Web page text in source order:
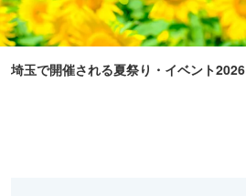
埼玉で開催される夏祭り・イベント2026